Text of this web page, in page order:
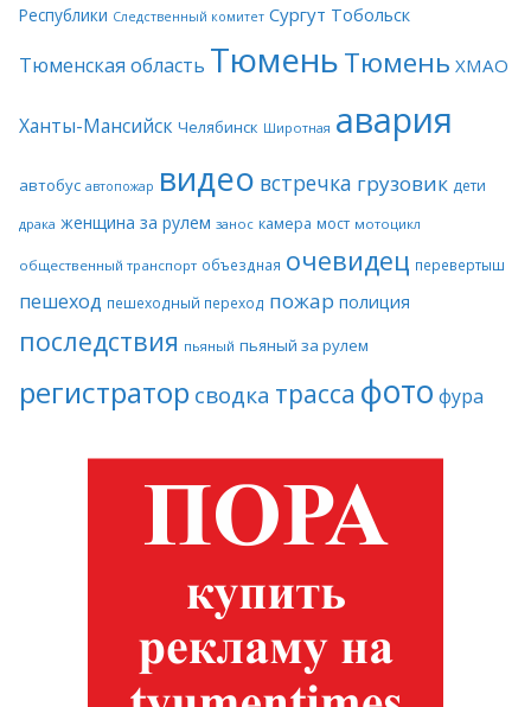
Республики Следственный комитет Сургут Тобольск
Тюменская область ТюменьТюмень ХМАО
Ханты-Мансийск Челябинск Широтная авария
автобус автопожар видео встречка грузовик дети
драка женщина за рулем занос камера мост мотоцикл
общественный транспорт объездная очевидец перевертыш
пешеход пешеходный переход пожар полиция
последствия пьяный пьяный за рулем
регистратор сводка трасса фото фура